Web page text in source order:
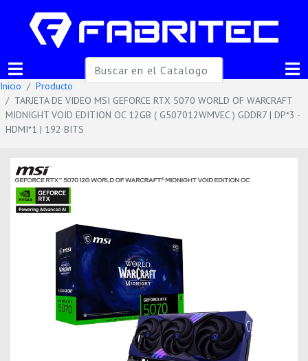
Inicio
Producto
TARJETA DE VIDEO MSI GEFORCE RTX 5070 WORLD OF WARCRAFT
MIDNIGHT VOID EDITION OC 12GB ( G507012WMVEC ) GDDR7 | DP*3 -
HDMI*1 | 192 BITS